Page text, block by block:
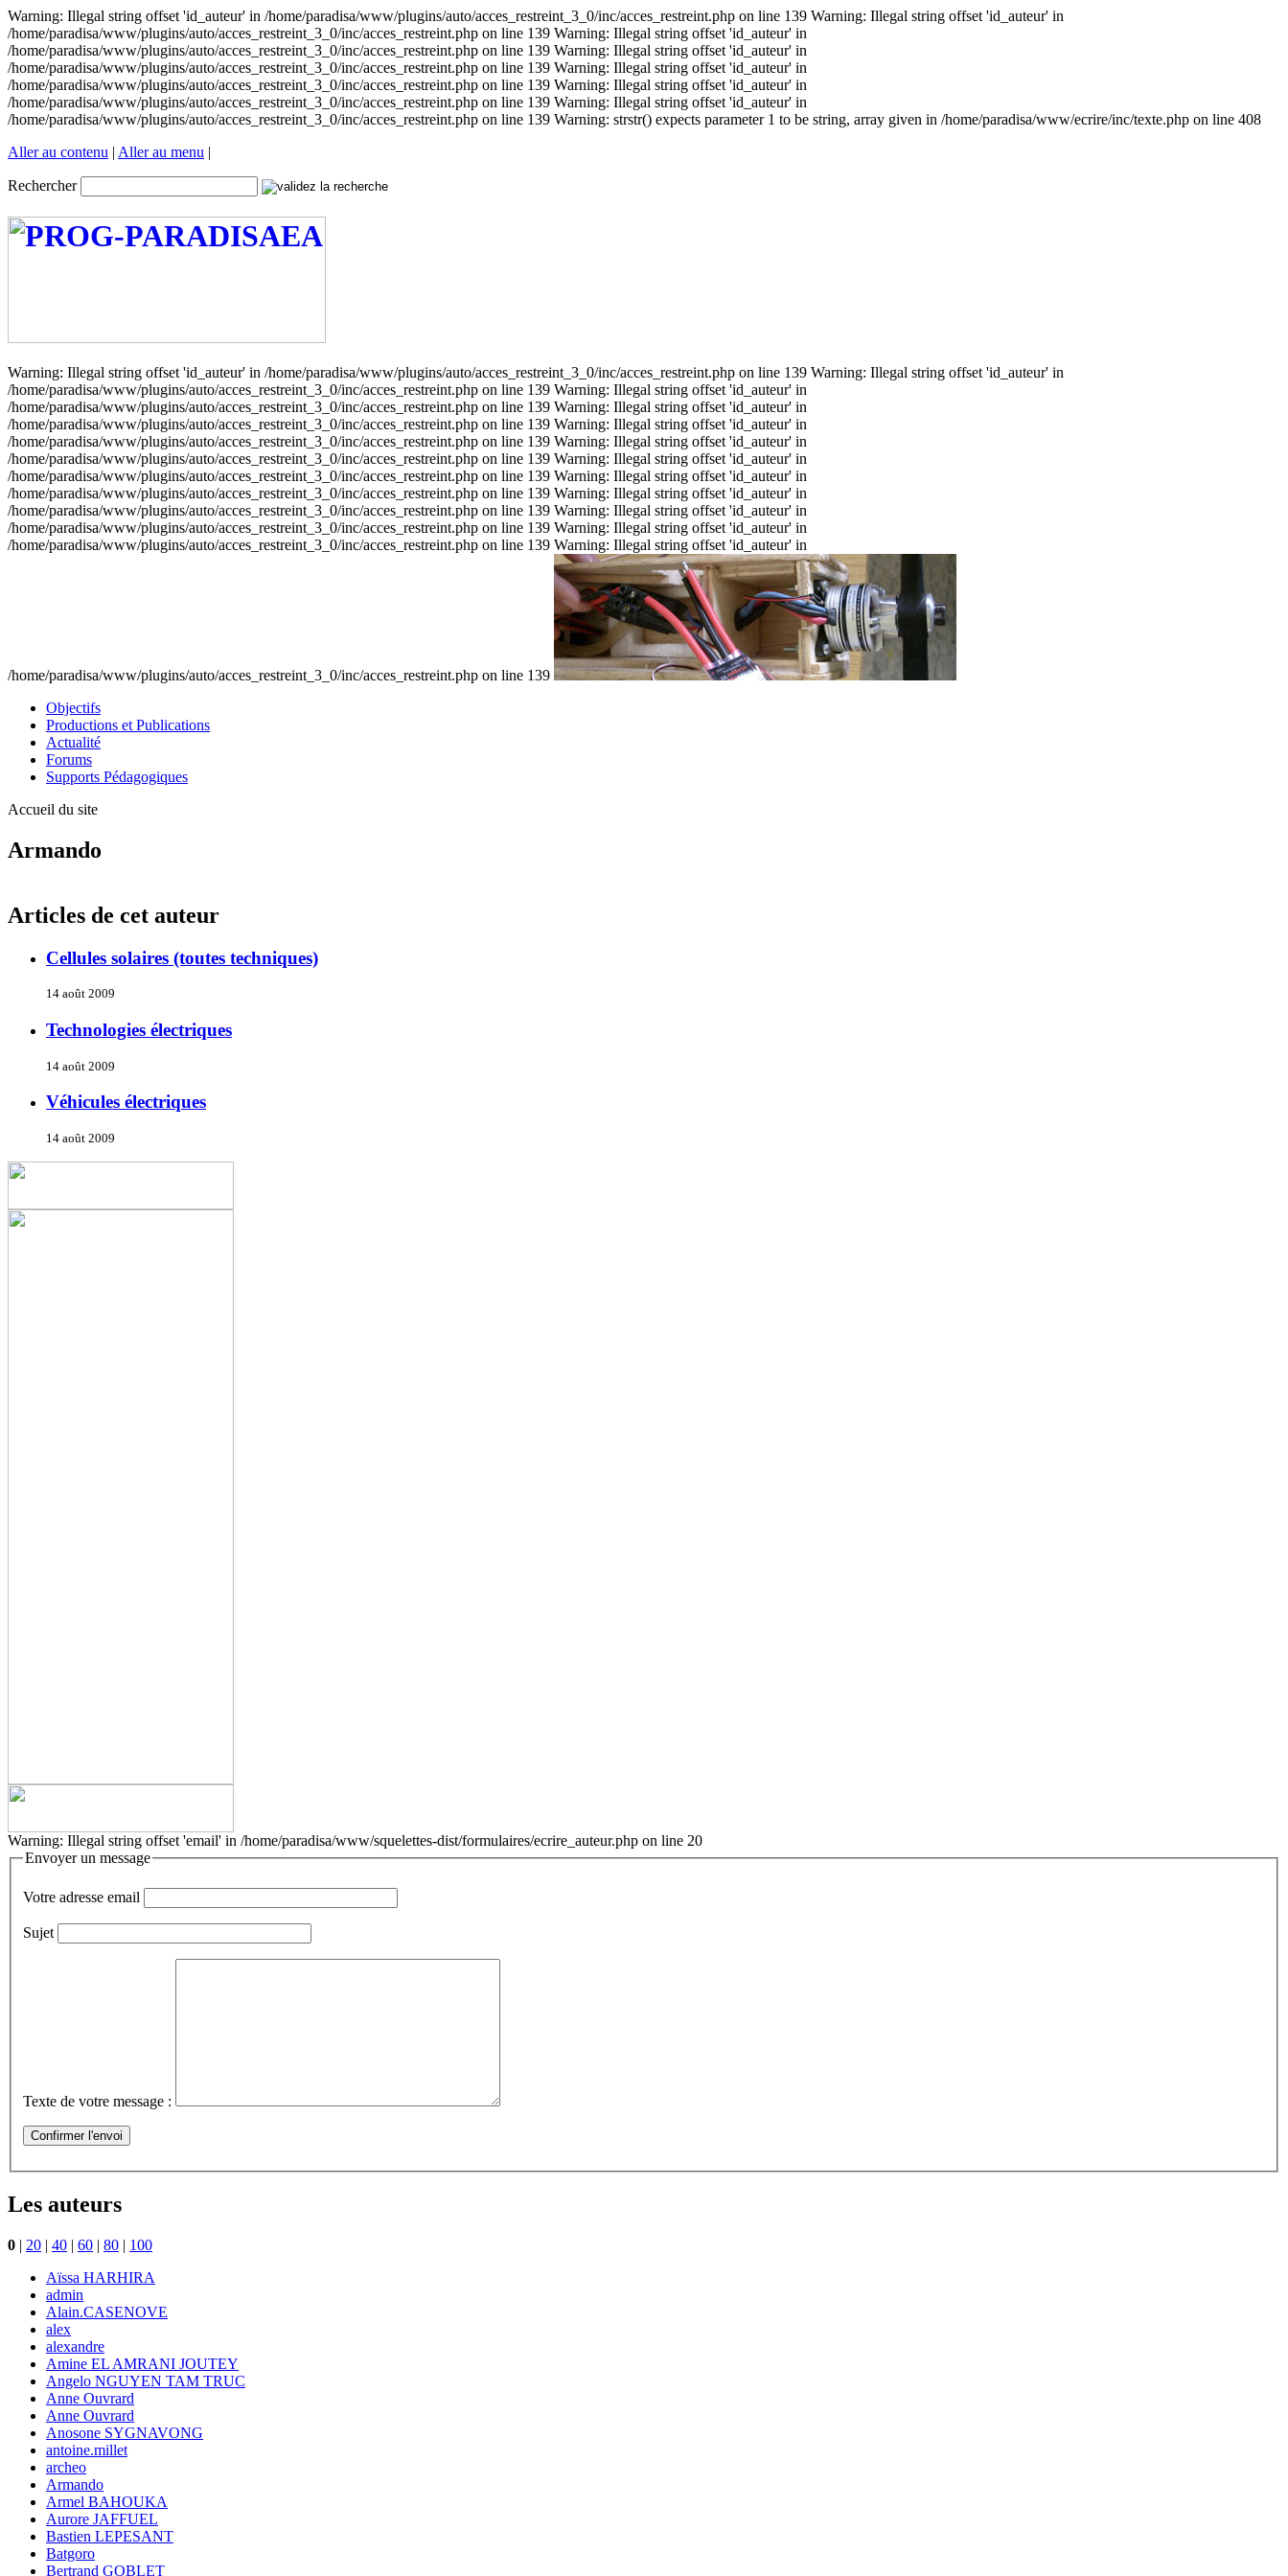
Warning: Illegal string offset 'id_auteur' in /home/paradisa/www/plugins/auto/acces_restreint_3_0/inc/acces_restreint.php on line 139 Warning: Illegal string offset 'id_auteur' in
/home/paradisa/www/plugins/auto/acces_restreint_3_0/inc/acces_restreint.php on line 139 Warning: Illegal string offset 'id_auteur' in
/home/paradisa/www/plugins/auto/acces_restreint_3_0/inc/acces_restreint.php on line 139 Warning: Illegal string offset 'id_auteur' in
/home/paradisa/www/plugins/auto/acces_restreint_3_0/inc/acces_restreint.php on line 139 Warning: Illegal string offset 'id_auteur' in
/home/paradisa/www/plugins/auto/acces_restreint_3_0/inc/acces_restreint.php on line 139 Warning: Illegal string offset 'id_auteur' in
/home/paradisa/www/plugins/auto/acces_restreint_3_0/inc/acces_restreint.php on line 139 Warning: Illegal string offset 'id_auteur' in
/home/paradisa/www/plugins/auto/acces_restreint_3_0/inc/acces_restreint.php on line 139 Warning: strstr() expects parameter 1 to be string, array given in /home/paradisa/www/ecrire/inc/texte.php on line 408
Aller au contenu | Aller au menu |
Rechercher
Warning: Illegal string offset 'id_auteur' in /home/paradisa/www/plugins/auto/acces_restreint_3_0/inc/acces_restreint.php on line 139 Warning: Illegal string offset 'id_auteur' in
/home/paradisa/www/plugins/auto/acces_restreint_3_0/inc/acces_restreint.php on line 139 Warning: Illegal string offset 'id_auteur' in
/home/paradisa/www/plugins/auto/acces_restreint_3_0/inc/acces_restreint.php on line 139 Warning: Illegal string offset 'id_auteur' in
/home/paradisa/www/plugins/auto/acces_restreint_3_0/inc/acces_restreint.php on line 139 Warning: Illegal string offset 'id_auteur' in
/home/paradisa/www/plugins/auto/acces_restreint_3_0/inc/acces_restreint.php on line 139 Warning: Illegal string offset 'id_auteur' in
/home/paradisa/www/plugins/auto/acces_restreint_3_0/inc/acces_restreint.php on line 139 Warning: Illegal string offset 'id_auteur' in
/home/paradisa/www/plugins/auto/acces_restreint_3_0/inc/acces_restreint.php on line 139 Warning: Illegal string offset 'id_auteur' in
/home/paradisa/www/plugins/auto/acces_restreint_3_0/inc/acces_restreint.php on line 139 Warning: Illegal string offset 'id_auteur' in
/home/paradisa/www/plugins/auto/acces_restreint_3_0/inc/acces_restreint.php on line 139 Warning: Illegal string offset 'id_auteur' in
/home/paradisa/www/plugins/auto/acces_restreint_3_0/inc/acces_restreint.php on line 139 Warning: Illegal string offset 'id_auteur' in
/home/paradisa/www/plugins/auto/acces_restreint_3_0/inc/acces_restreint.php on line 139 Warning: Illegal string offset 'id_auteur' in
/home/paradisa/www/plugins/auto/acces_restreint_3_0/inc/acces_restreint.php on line 139
Objectifs
Productions et Publications
Actualité
Forums
Supports Pédagogiques
Accueil du site
Armando
Articles de cet auteur
Cellules solaires (toutes techniques)
14 août 2009
Technologies électriques
14 août 2009
Véhicules électriques
14 août 2009
Warning: Illegal string offset 'email' in /home/paradisa/www/squelettes-dist/formulaires/ecrire_auteur.php on line 20
Envoyer un message
Votre adresse email
Sujet
Texte de votre message :
Les auteurs
0 | 20 | 40 | 60 | 80 | 100
Aïssa HARHIRA
admin
Alain.CASENOVE
alex
alexandre
Amine EL AMRANI JOUTEY
Angelo NGUYEN TAM TRUC
Anne Ouvrard
Anne Ouvrard
Anosone SYGNAVONG
antoine.millet
archeo
Armando
Armel BAHOUKA
Aurore JAFFUEL
Bastien LEPESANT
Batgoro
Bertrand GOBLET